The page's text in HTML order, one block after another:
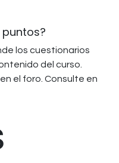
los cuestionarios
del curso.
el foro. Consulte en